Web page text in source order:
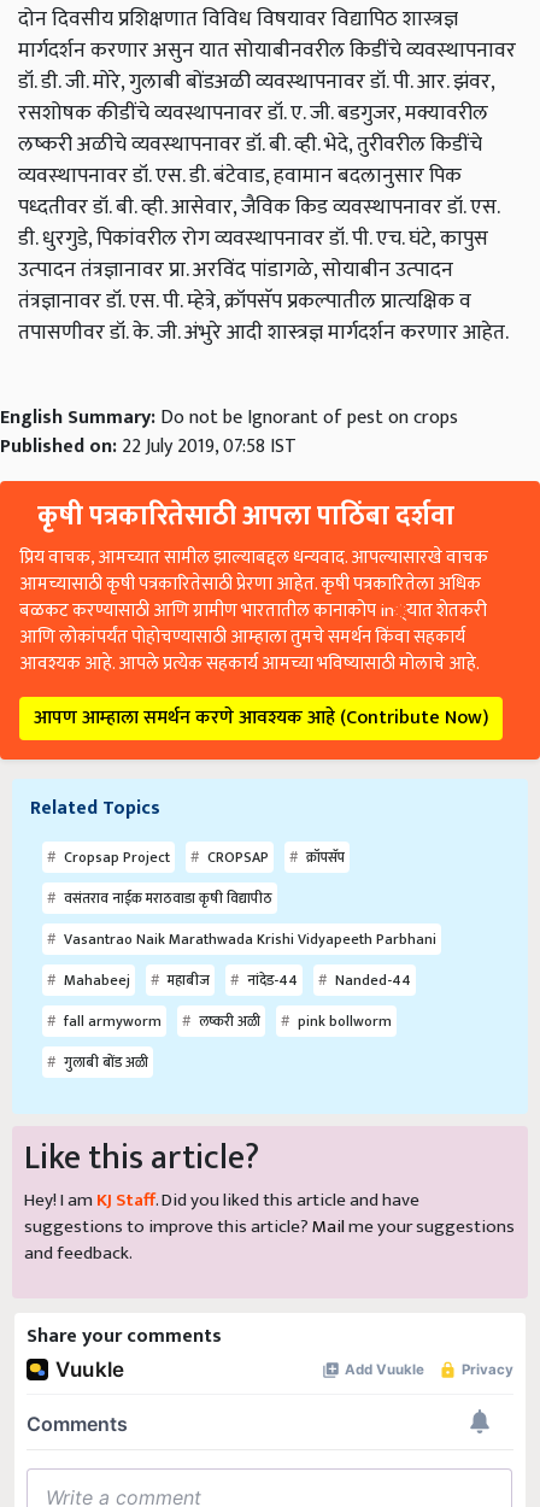
दोन दिवसीय प्रशिक्षणात विविध विषयावर विद्यापिठ शास्‍त्रज्ञ
मार्गदर्शन करणार असुन यात सोयाबीनवरील किडींचे व्‍यवस्‍थापनावर
डॉ. डी. जी. मोरे, गुलाबी बोंडअळी व्‍यवस्‍थापनावर डॉ. पी. आर. झंवर,
रसशोषक कीडींचे व्‍यवस्थापनावर डॉ. ए. जी. बडगुजर, मक्यावरील
लष्‍करी अळीचे व्‍यवस्‍थापनावर डॉ. बी. व्‍ही. भेदे, तुरीवरील किडींचे
व्‍यवस्‍थापनावर डॉ. एस. डी. बंटेवाड, हवामान बदलानुसार पिक
पध्‍दतीवर डॉ. बी. व्‍ही. आसेवार, जैविक किड व्‍यवस्‍थापनावर डॉ. एस.
डी. धुरगुडे, पिकांवरील रोग व्‍यवस्‍थापनावर डॉ. पी. एच. घंटे, कापुस
उत्‍पादन तंत्रज्ञानावर प्रा. अरविंद पांडागळे, सोयाबीन उत्‍पादन
तंत्रज्ञानावर डॉ. एस. पी. म्‍हेत्रे, क्रॉपसॅप प्रकल्‍पातील प्रात्‍यक्षिक व
तपासणीवर डॉ. के. जी. अंभुरे आदी शास्त्रज्ञ मार्गदर्शन करणार आहेत.
English Summary:Do not be Ignorant of pest on crops
Published on:22 July 2019, 07:58 IST
कृषी पत्रकारितेसाठी आपला पाठिंबा दर्शवा
प्रिय वाचक, आमच्यात सामील झाल्याबद्दल धन्यवाद. आपल्यासारखे वाचक
आमच्यासाठी कृषी पत्रकारितेसाठी प्रेरणा आहेत. कृषी पत्रकारितेला अधिक
बळकट करण्यासाठी आणि ग्रामीण भारतातील कानाकोप in्यात शेतकरी
आणि लोकांपर्यंत पोहोचण्यासाठी आम्हाला तुमचे समर्थन किंवा सहकार्य
आवश्यक आहे. आपले प्रत्येक सहकार्य आमच्या भविष्यासाठी मोलाचे आहे.
आपण आम्हाला समर्थन करणे आवश्यक आहे (Contribute Now)
Related Topics
Cropsap Project CROPSAP
क्रॉपसॅप
वसंतराव नाईक मराठवाडा कृषी विद्यापीठ
Vasantrao Naik Marathwada Krishi Vidyapeeth Parbhani
Mahabeej
महाबीज नांदेड-44
Nanded-44
fall armyworm
लष्‍करी अळी
pink bollworm
गुलाबी बोंड अळी
Like this article?
Hey! I am KJ Staff. Did you liked this article and have
suggestions to improve this article?Mailme your suggestions
and feedback.
Share your comments